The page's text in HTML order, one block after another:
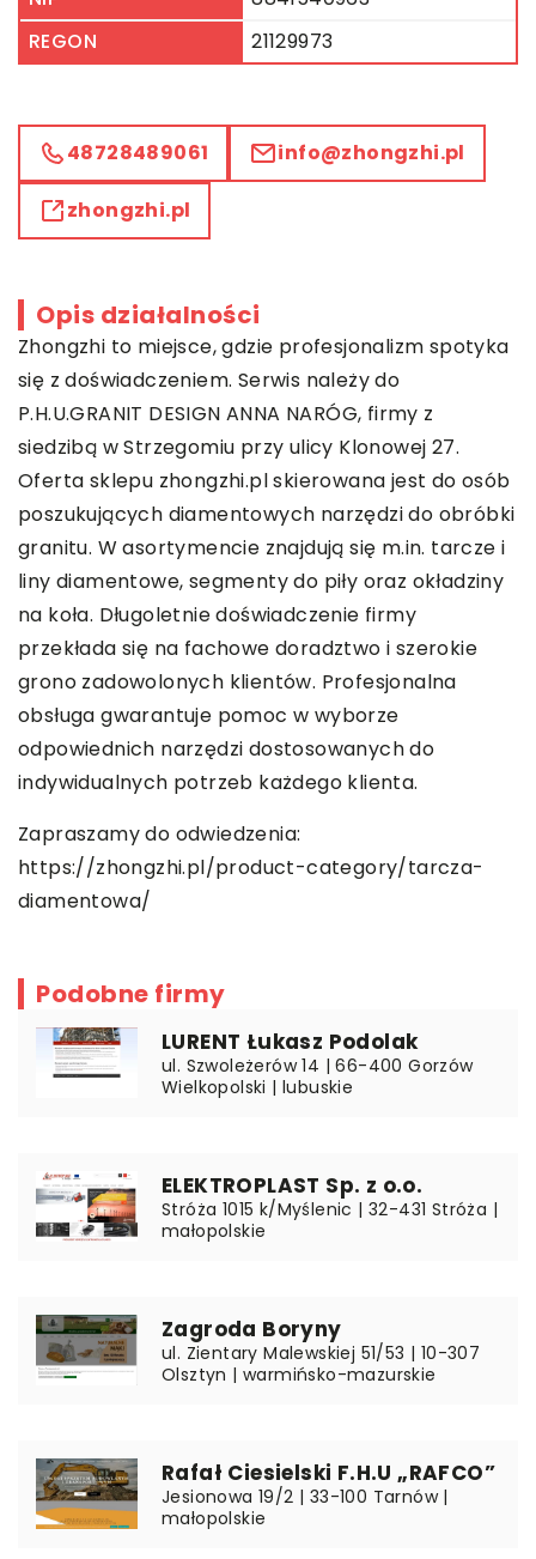
REGON
21129973
48728489061 info@zhongzhi.pl
zhongzhi.pl
Opis działalności
Zhongzhi to miejsce, gdzie profesjonalizm spotyka
się z doświadczeniem. Serwis należy do
P.H.U.GRANIT DESIGN ANNA NARÓG, firmy z
siedzibą w Strzegomiu przy ulicy Klonowej 27.
Oferta sklepu zhongzhi.pl skierowana jest do osób
poszukujących diamentowych narzędzi do obróbki
granitu. W asortymencie znajdują się m.in. tarcze i
liny diamentowe, segmenty do piły oraz okładziny
na koła. Długoletnie doświadczenie firmy
przekłada się na fachowe doradztwo i szerokie
grono zadowolonych klientów. Profesjonalna
obsługa gwarantuje pomoc w wyborze
odpowiednich narzędzi dostosowanych do
indywidualnych potrzeb każdego klienta.
Zapraszamy do odwiedzenia:
https://zhongzhi.pl/product-category/tarcza-
diamentowa/
Podobne firmy
LURENT Łukasz Podolak
ul. Szwoleżerów 14 | 66-400 Gorzów
Wielkopolski | lubuskie
ELEKTROPLAST Sp. z o.o.
Stróża 1015 k/Myślenic | 32-431 Stróża |
małopolskie
Zagroda Boryny
ul. Zientary Malewskiej 51/53 | 10-307
Olsztyn | warmińsko-mazurskie
Rafał Ciesielski F.H.U „RAFCO”
Jesionowa 19/2 | 33-100 Tarnów |
małopolskie